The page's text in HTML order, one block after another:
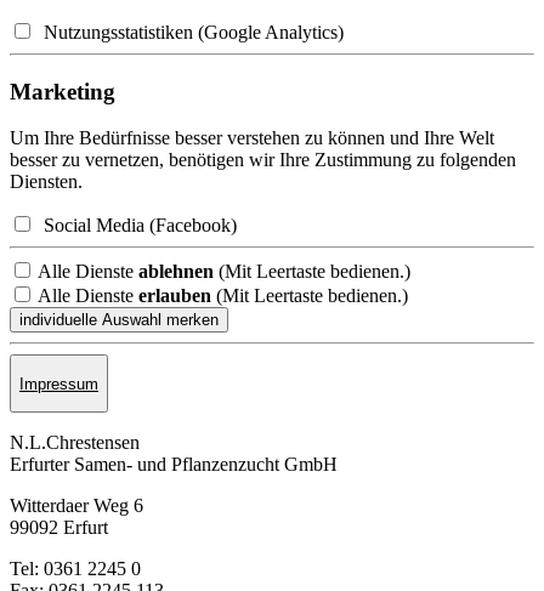
Nutzungsstatistiken (Google Analytics)
Marketing
Um Ihre Bedürfnisse besser verstehen zu können und Ihre Welt
besser zu vernetzen, benötigen wir Ihre Zustimmung zu folgenden
Diensten.
Social Media (Facebook)
Alle Dienste ablehnen (Mit Leertaste bedienen.)
Alle Dienste erlauben (Mit Leertaste bedienen.)
Impressum
N.L.Chrestensen
Erfurter Samen- und Pflanzen­zucht GmbH
Witterdaer Weg 6
99092 Erfurt
Tel: 0361 2245 0